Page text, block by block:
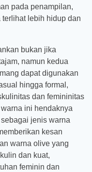
pada penampilan,
lebih hidup dan
bukan jika
namun kedua
dapat digunakan
hingga formal,
dan femininitas
ini hendaknya
jenis warna
kesan
warna olive yang
dan kuat,
feminin dan